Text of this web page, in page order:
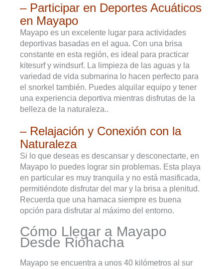
– Participar en Deportes Acuáticos
en Mayapo
Mayapo es un excelente lugar para actividades
deportivas basadas en el agua. Con una brisa
constante en esta región, es ideal para practicar
kitesurf y windsurf. La limpieza de las aguas y la
variedad de vida submarina lo hacen perfecto para
el snorkel también. Puedes alquilar equipo y tener
una experiencia deportiva mientras disfrutas de la
belleza de la naturaleza..
– Relajación y Conexión con la
Naturaleza
Si lo que deseas es descansar y desconectarte, en
Mayapo lo puedes lograr sin problemas. Esta playa
en particular es muy tranquila y no está masificada,
permitiéndote disfrutar del mar y la brisa a plenitud.
Recuerda que una hamaca siempre es buena
opción para disfrutar al máximo del entorno.
Cómo Llegar a Mayapo
Desde Riohacha
Mayapo se encuentra a unos 40 kilómetros al sur